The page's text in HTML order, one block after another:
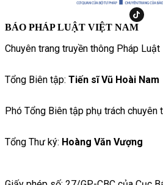
BÁO PHÁP LUẬT VIỆT NAM
Chuyên trang truyền thông Pháp
Tổng Biên tập: Tiến sĩ Vũ Hoài Nam
Phó Tổng Biên tập phụ trách chuyên
Tổng Thư ký: Hoàng Văn Vượng